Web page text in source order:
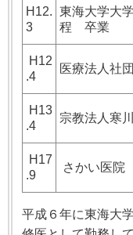
H12.
3
東海大学大
程 卒業
H12
.4
医療法人社
H13
.4
宗教法人寒
H17
.9
さかい医
平成６年に東海大